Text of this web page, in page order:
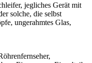
jegliches Gerät mit
solche, die selbst
ungerahmtes Glas,